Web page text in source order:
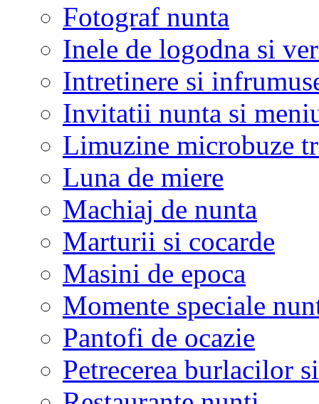
Fotograf nunta
Inele de logodna si
Intretinere si
Invitatii nunta si
Limuzine microbuze
Luna de miere
Machiaj de nunta
Marturii si cocarde
Masini de epoca
Momente speciale
Pantofi de ocazie
Petrecerea burlacilor